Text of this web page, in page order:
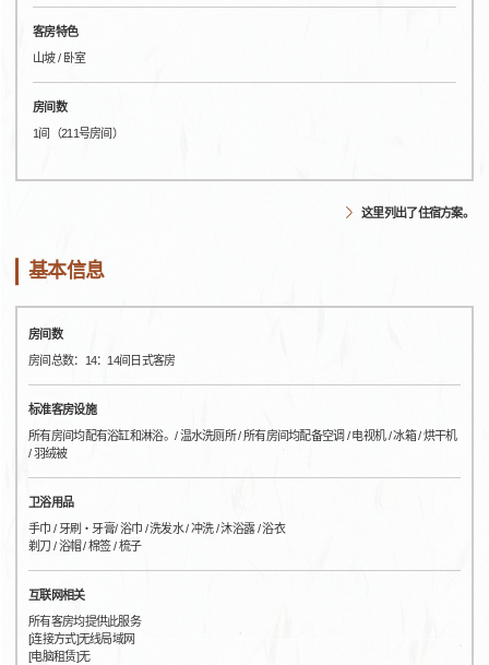
客房特色
山坡 / 卧室
房间数
1间（211号房间）
这里列出了住宿方案。
基本信息
房间数
房间总数：14：14间日式客房
标准客房设施
所有房间均配有浴缸和淋浴。/ 温水洗厕所 / 所有房间均配备空调 / 电视机 / 冰箱 / 烘干机
/ 羽绒被
卫浴用品
手巾 / 牙刷・牙膏/ 浴巾 / 洗发水 / 冲洗 / 沐浴露 / 浴衣
剃刀 / 浴帽 / 棉签 / 梳子
互联网相关
所有客房均提供此服务
[连接方式]无线局域网
[电脑租赁]无